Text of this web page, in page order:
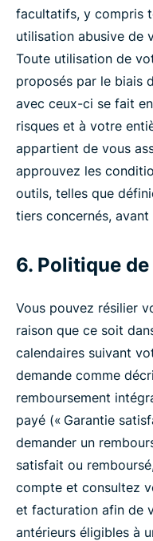
facultatifs, y compris
utilisation abusive de
Toute utilisation de
proposés par le biais
avec ceux-ci se fait
risques et à votre
appartient de vous
approuvez les
outils, telles que
tiers concernés,
6. Politique
Vous pouvez résilier
raison que ce soit
calendaires suivant
demande comme
remboursement
payé (« Garantie
demander un
satisfait ou
compte et consultez
et facturation afin de
antérieurs éligibles à